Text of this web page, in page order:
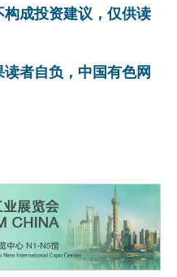
成投资建议，仅供读
者自负，中国有色网